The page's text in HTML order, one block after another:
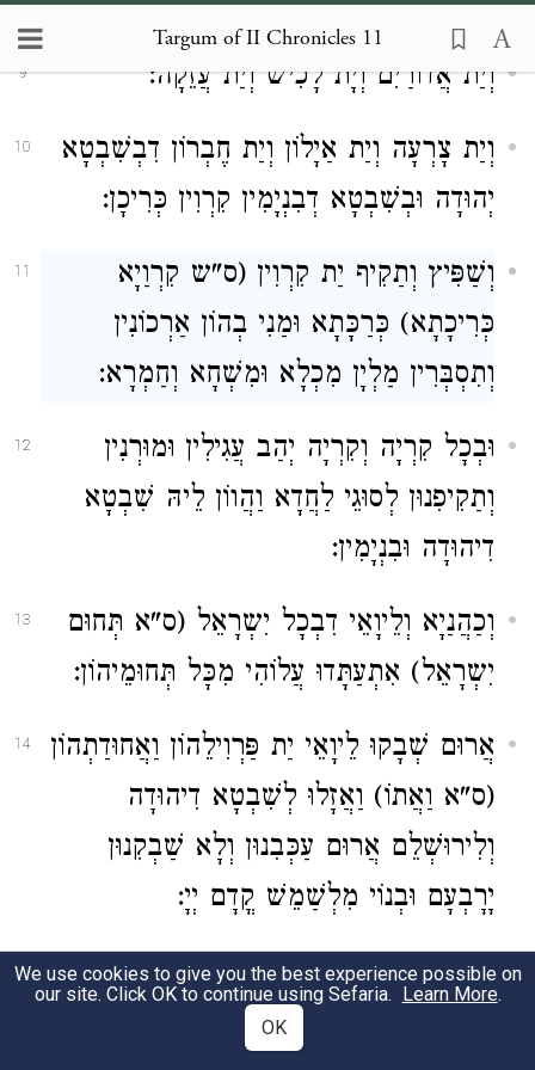
Targum of II Chronicles 11
9 וְיַת אֲדוֹרַיִם וְיָת לָכִישׁ וְיַת עֲזֵקָה:
10
וְיַת צָרְעָה וְיַת אַיָלוֹן וְיַת חֶבְרוֹן דִבְשִׁבְטָא
יְהוּדָה וּבְשִׁבְטָא דְבִנְיָמִין קִרְוִין כְּרִיכָן:
11
וְשַׁפִּיץ וְתַקִיף יַת קִרְוִין (ס"ש קִרְוַיָא
כְּרִיכָתָא) כְּרַכָּתָא וּמַנִי בְהוֹן אַרְכוֹנִין
וְתִסְבְּרִין מַלְיָן מִכְלָא וּמִשְׁחָא וְחַמְרָא:
12
וּבְכָל קִרְיָה וְקִרְיָה יְהַב עֲגִילִין וּמוּרְנִין
וְתַקִיפִנוּן לְסוּגֵי לַחֲדָא וַהֲווֹן לֵיהּ שִׁבְטָא
דִיהוּדָה וּבִנְיָמִין:
13
וְכַהֲנַיָא וְלֵיוָאֵי דִבְכָל יִשְרָאֵל (ס"א תְּחוּם
יִשְרָאֵל) אִתְעַתָּדוּ עֲלוֹהִי מִכָּל תְּחוּמֵיהוֹן:
14
אֲרוּם שְׁבָקוּ לֵיוָאֵי יַת פַּרְוִילֵהוֹן וַאֲחוּדַתְהוֹן
(ס"א וַאֲתוֹ) וַאֲזָלוּ לְשִׁבְטָא דִיהוּדָה
וְלִירוּשְׁלֵם אֲרוּם עַכְּבִנוּן וְלָא שַׁבְקִנוּן
יָרָבְעָם וּבְנוֹי מִלְשַׁמֵשׁ קֳדָם יְיָ:
15
וַאֲקֵים לֵיהּ כּוּמָרִין לְבָמָתַיָא וּלְשֵׁדִין
We use cookies to give you the best experience possible on
our site. Click OK to continue using Sefaria. Learn More.
OK